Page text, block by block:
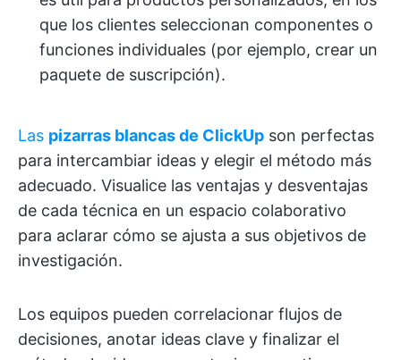
que los clientes seleccionan componentes o
funciones individuales (por ejemplo, crear un
paquete de suscripción).
Las pizarras blancas de ClickUp son perfectas
para intercambiar ideas y elegir el método más
adecuado. Visualice las ventajas y desventajas
de cada técnica en un espacio colaborativo
para aclarar cómo se ajusta a sus objetivos de
investigación.
Los equipos pueden correlacionar flujos de
decisiones, anotar ideas clave y finalizar el